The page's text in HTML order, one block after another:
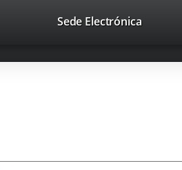
con nosotros Contacto
Sede ElectrónicaLink